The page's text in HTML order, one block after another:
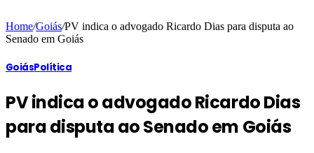
Home/Goiás/PV indica o advogado Ricardo Dias para disputa ao
Senado em Goiás
GoiásPolítica
PV indica o advogado Ricardo Dias
para disputa ao Senado em Goiás